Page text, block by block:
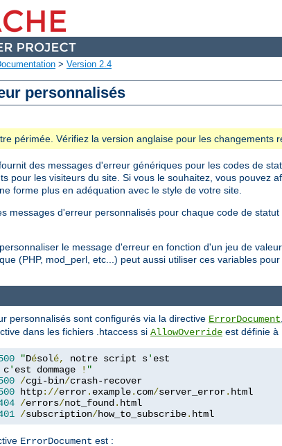
> Version 2.4
personnalisés
périmée. Vérifiez la version anglaise pour les changements
des messages d'erreur génériques pour les codes de
pour les visiteurs du site. Si vous le souhaitez, vous pouvez
forme plus en adéquation avec le style de votre site.
messages d'erreur personnalisés pour chaque code de
le message d'erreur en fonction d'un jeu de
(PHP, mod_perl, etc...) peut aussi utiliser ces variables
personnalisés sont configurés via la directive ErrorDocument
dans les fichiers .htaccess si AllowOverride est définie à
"Désolé, notre script s' est
c' est dommage ! "
/cgi-bin/
http://error. example. com/server_error.
/errors/not_found .
/subscription/how_to_subscribe. html
ErrorDocument est :